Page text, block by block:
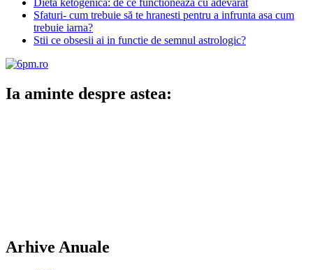
Sfaturi- cum trebuie să te hranesti pentru a infrunta asa cum
trebuie iarna?
Stii ce obsesii ai in functie de semnul astrologic?
Ia aminte despre astea:
Arhive Anuale